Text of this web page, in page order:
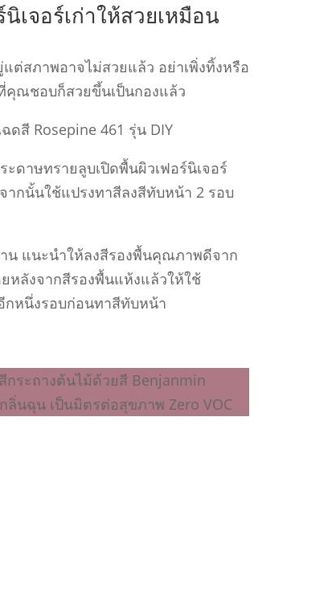
เจอร์เก่าให้สวยเหมือน
ต่สภาพอาจไม่สวยแล้ว อย่าเพิ่งทิ้งหรือ
คุณชอบก็สวยขึ้นเป็นกองแล้ว
ดสี Rosepine 461 รุ่น DIY
ดาษทรายลูบเปิดพื้นผิวเฟอร์นิเจอร์
ากนั้นใช้แปรงทาสีลงสีทับหน้า 2 รอบ
าน แนะนําให้ลงสีรองพื้นคุณภาพดีจาก
หลังจากสีรองพื้นแห้งแล้วให้ใช้
กหนึ่งรอบก่อนทาสีทับหน้า